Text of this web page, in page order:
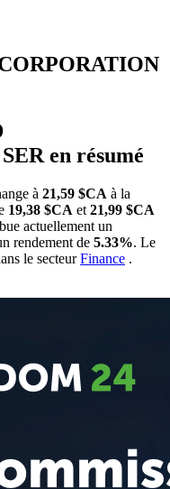
en résumé
à 21,59 $CA à la
19,38 $CA et 21,99 $CA
actuellement un
rendement de 5.33%. Le
le secteurFinance .